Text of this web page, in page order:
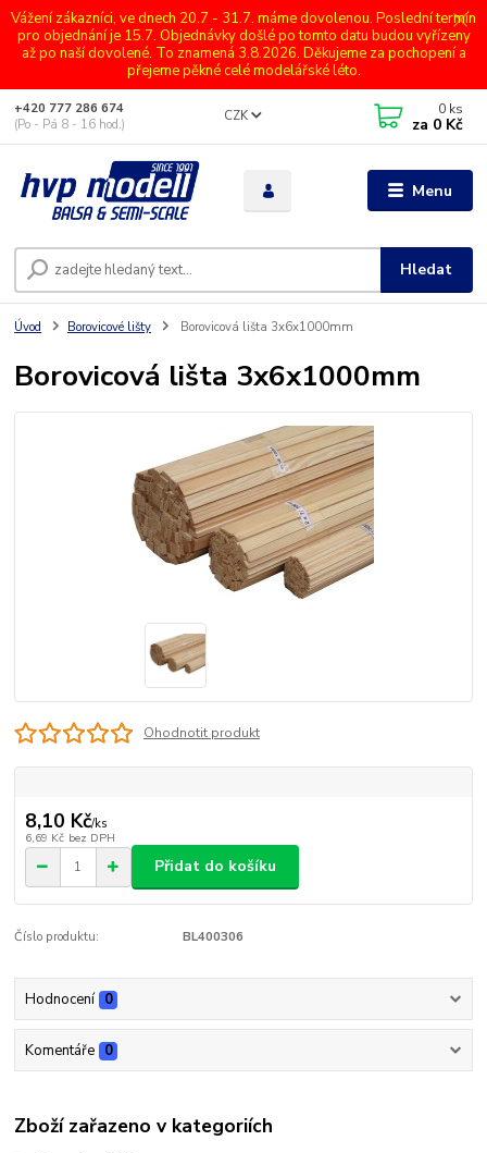
Vážení zákazníci, ve dnech 20.7 - 31.7. máme dovolenou. Poslední termín
pro objednání je 15.7. Objednávky došlé po tomto datu budou vyřízeny
až po naší dovolené. To znamená 3.8.2026. Děkujeme za pochopení a
přejeme pěkné celé modelářské léto.
Menu
CZK
Hledat
+420 777 286 674
(Po - Pá 8 - 16 hod.)
0 ks
za 0 Kč
Úvod Borovicové lišty Borovicová lišta 3x6x1000mm
Borovicová lišta 3x6x1000mm
Ohodnotit produkt
8,10 Kč/ks
6,69 Kč bez DPH
Přidat do košíku
Číslo produktu: BL400306
Hodnocení 0
Komentáře 0
Zboží zařazeno v kategoriích